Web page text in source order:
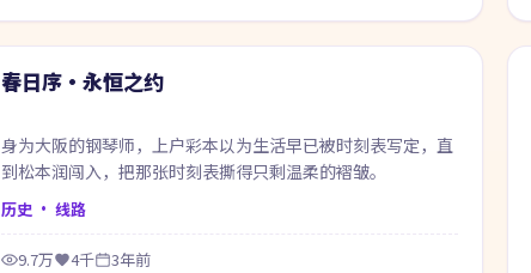
热门
春日序·永恒之约
身为大阪的钢琴师，上户彩本以为生活早已被时刻表写定，直
到松本润闯入，把那张时刻表撕得只剩温柔的褶皱。
历史 · 线路
9.7万 4千 3年前